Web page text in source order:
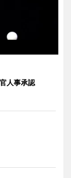
人事承認